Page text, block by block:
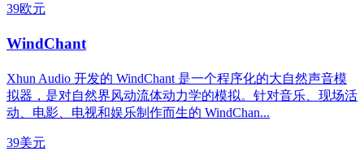
39欧元
WindChant
Xhun Audio 开发的 WindChant 是一个程序化的大自然声音模
拟器，是对自然界风动流体动力学的模拟。针对音乐、现场活
动、电影、电视和娱乐制作而生的 WindChan...
39美元